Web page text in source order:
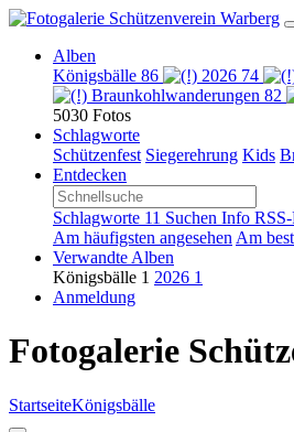
Alben
Königsbälle 86 2026 74
Braunkohlwanderungen 82
5030 Fotos
Schlagworte
Schützenfest Siegerehrung Kids
Entdecken
Schlagworte 11 Suchen Info RSS-
Am häufigsten angesehen Am
Verwandte Alben
Königsbälle 1 2026 1
Anmeldung
Fotogalerie
StartseiteKönigsbälle